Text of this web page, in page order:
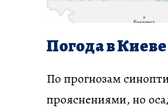
Погода в Киеве
По прогнозам
прояснениями, но